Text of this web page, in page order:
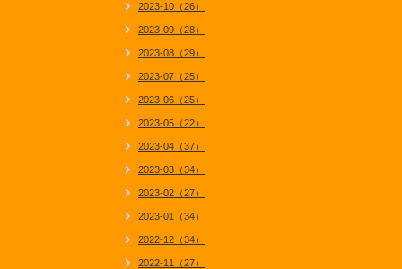
2023-10（26）
2023-09（28）
2023-08（29）
2023-07（25）
2023-06（25）
2023-05（22）
2023-04（37）
2023-03（34）
2023-02（27）
2023-01（34）
2022-12（34）
2022-11（27）